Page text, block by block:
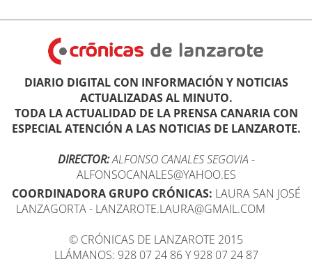
DIARIO DIGITAL CON INFORMACIÓN Y NOTICIAS
ACTUALIZADAS AL MINUTO.
TODA LA ACTUALIDAD DE LA PRENSA CANARIA CON
ESPECIAL ATENCIÓN A LAS NOTICIAS DE LANZAROTE.
DIRECTOR:ALFONSO CANALES SEGOVIA -
ALFONSOCANALES@YAHOO.ES
COORDINADORA GRUPO CRÓNICAS: LAURA SAN JOSÉ
LANZAGORTA - LANZAROTE.LAURA@GMAIL.COM
© CRÓNICAS DE LANZAROTE 2015
LLÁMANOS: 928 07 24 86 Y 928 07 24 87